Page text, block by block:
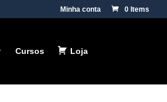
Minha conta 0 Items
Cursos Loja